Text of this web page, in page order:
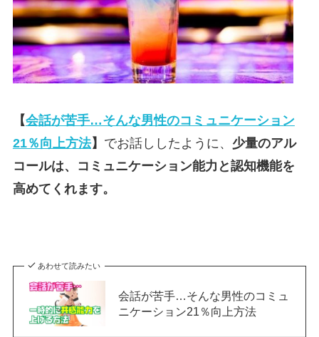
【会話が苦手…そんな男性のコミュニケーション
21％向上方法】 でお話ししたように、 少量のアル
コールは、コミュニケーション能力と認知機能を
高めてくれます。
あわせて読みたい
会話が苦手…そんな男性のコミュ
ニケーション21％向上方法